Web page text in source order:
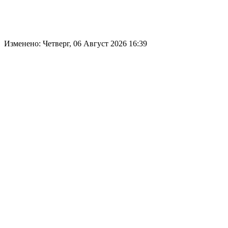
Изменено: Четверг, 06 Август 2026 16:39